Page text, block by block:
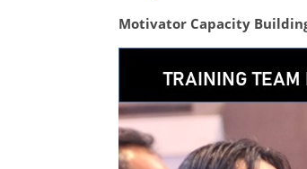
Motivator Capacity